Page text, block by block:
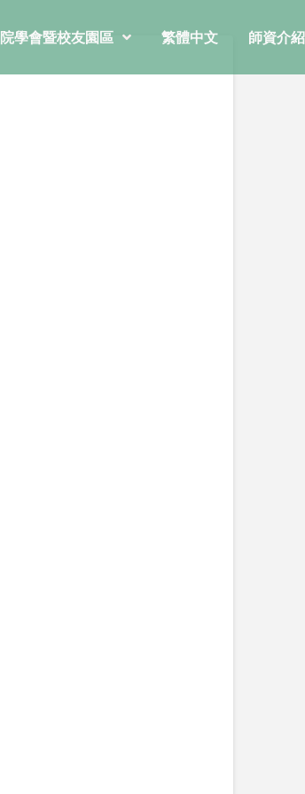
院學會暨校友園區 繁體中文 師資介紹